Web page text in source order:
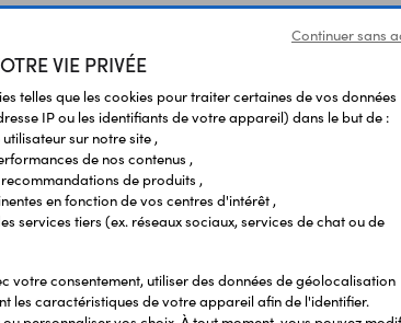
Continuer sans
VIE PRIVÉE
telles que les cookies pour traiter certaines de vos données
IP ou les identifiants de votre appareil) dans le but de :
sur notre site ,
de nos contenus ,
de produits ,
en fonction de vos centres d'intérêt ,
services tiers (ex. réseaux sociaux, services de chat ou de
votre consentement, utiliser des données de géolocalisation
les caractéristiques de votre appareil afin de l'identifier.